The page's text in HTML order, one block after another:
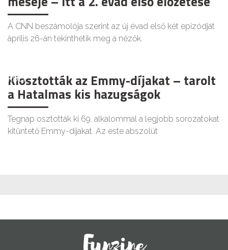
A CNN beszámolója szerint az új évad első két epizódját
április 26-án tekinthetik meg a nézők.
KULT
Kiosztották az Emmy-díjakat – tarolt
a Hatalmas kis hazugságok
Tegnap osztották ki 69. alkalommal a legjobb sorozatokat
kitüntető Emmy-díjakat. Az este abszolút